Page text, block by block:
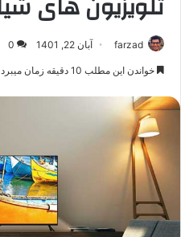
farzad آبان 22, 1401 0
خواندن این مطلب 10 دقیقه زمان میبرد